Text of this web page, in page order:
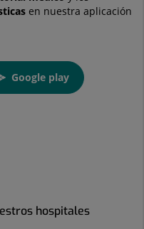
en nuestra aplicación
externa.
Google play
a una aplicación
hospitales